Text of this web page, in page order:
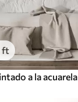
ft
a la acuarela